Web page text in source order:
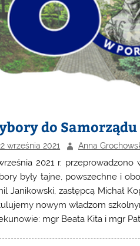
do
września 2021 Anna
2021 r. przeprowadzono
były tajne, powszechne i
Janikowski, zastępcą Michał
nowym władzom
mgr Beata Kita i mgr